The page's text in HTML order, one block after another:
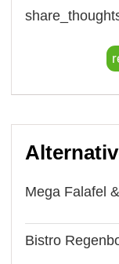
Mega Falafel
Bistro